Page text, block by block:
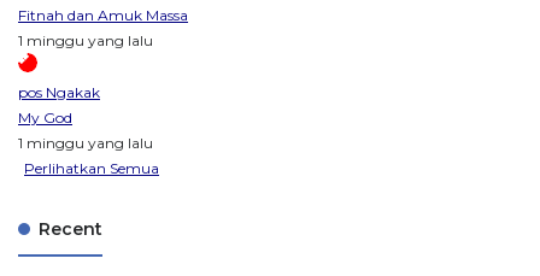
Fitnah dan Amuk Massa
1 minggu yang lalu
pos Ngakak
My God
1 minggu yang lalu
Perlihatkan Semua
Recent